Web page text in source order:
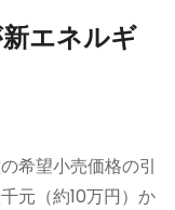
エネルギ
希望小売価格の引
元（約10万円）か